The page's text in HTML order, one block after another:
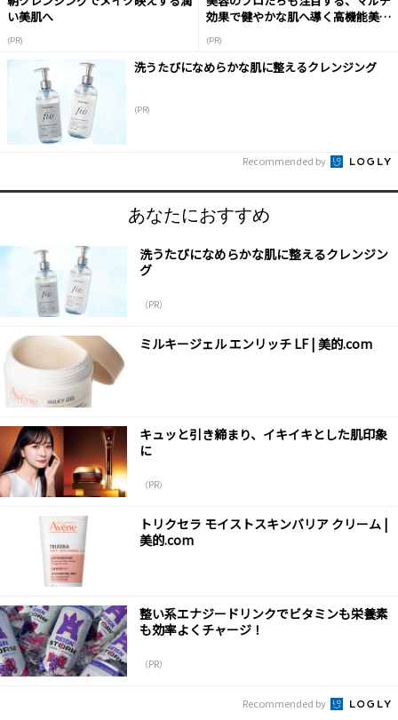
い美肌へ
(PR)
効果で健やかな肌へ導く高機能美容
(PR)
洗うたびになめらかな肌に整えるクレンジング
(PR)
Recommended by
あなたにおすすめ
洗うたびになめらかな肌に整えるクレンジン
グ
（PR）
ミルキージェル エンリッチ LF | 美的.com
キュッと引き締まり、イキイキとした肌印象
に
（PR）
トリクセラ モイストスキンバリア クリーム |
美的.com
整い系エナジードリンクでビタミンも栄養素
も効率よくチャージ！
（PR）
Recommended by